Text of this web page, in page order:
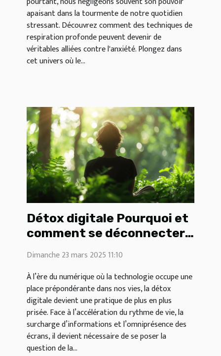
apaisant dans la tourmente de notre quotidien
stressant. Découvrez comment des techniques de
respiration profonde peuvent devenir de
véritables alliées contre l'anxiété. Plongez dans
cet univers où le...
Détox digitale Pourquoi et
comment se déconnecter
pour préserver sa santé
Dimanche 23 mars 2025 11:10
À l’ère du numérique où la technologie occupe une
place prépondérante dans nos vies, la détox
digitale devient une pratique de plus en plus
prisée. Face à l’accélération du rythme de vie, la
surcharge d’informations et l’omniprésence des
écrans, il devient nécessaire de se poser la
question de la...